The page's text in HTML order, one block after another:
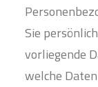
Sie
vorliegende
welche